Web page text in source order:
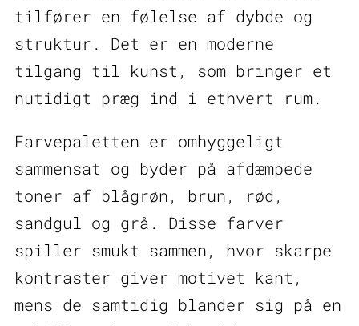
tilfører en følelse af dybde og
struktur. Det er en moderne
tilgang til kunst, som bringer et
nutidigt præg ind i ethvert rum.
Farvepaletten er omhyggeligt
sammensat og byder på afdæmpede
toner af blågrøn, brun, rød,
sandgul og grå. Disse farver
spiller smukt sammen, hvor skarpe
kontraster giver motivet kant,
mens de samtidig blander sig på en